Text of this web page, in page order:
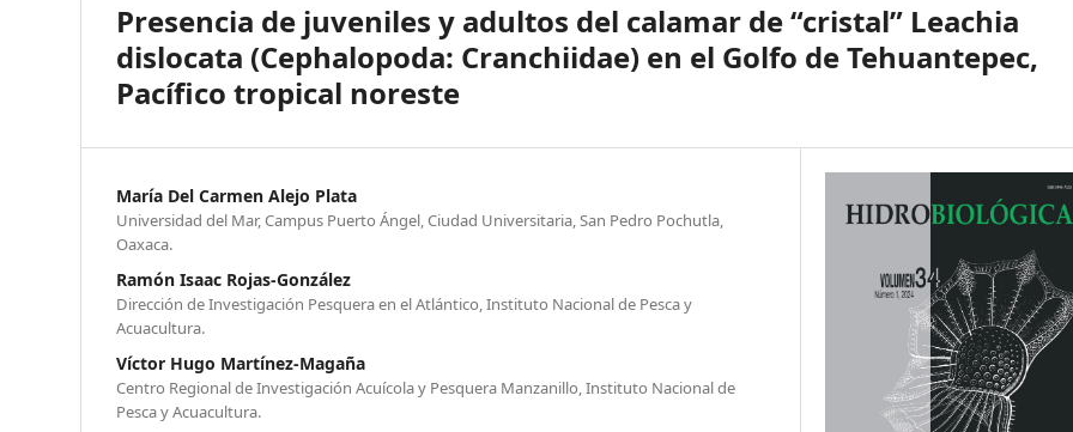
Presencia de juveniles y adultos del calamar de “cristal” Leachia
dislocata (Cephalopoda: Cranchiidae) en el Golfo de Tehuantepec,
Pacífico tropical noreste
María Del Carmen Alejo Plata
Universidad del Mar, Campus Puerto Ángel, Ciudad Universitaria, San Pedro Pochutla,
Oaxaca.
Ramón Isaac Rojas-González
Dirección de Investigación Pesquera en el Atlántico, Instituto Nacional de Pesca y
Acuacultura.
Víctor Hugo Martínez-Magaña
Centro Regional de Investigación Acuícola y Pesquera Manzanillo, Instituto Nacional de
Pesca y Acuacultura.